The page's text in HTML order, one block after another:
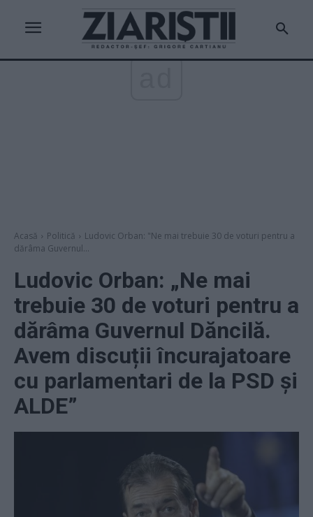
Acasă Politică
Ludovic Orban: "Ne mai trebuie 30 de voturi pentru a
dărâma Guvernul...
Ludovic Orban: „Ne mai
trebuie 30 de voturi pentru a
dărâma Guvernul Dăncilă.
Avem discuții încurajatoare
cu parlamentari de la PSD și
ALDE”